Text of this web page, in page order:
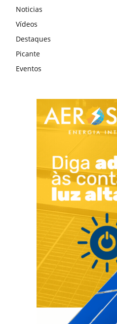
Noticias
Vídeos
Destaques
Picante
Eventos